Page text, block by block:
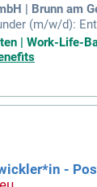
| Brunn am
(m/w/d):
bestehende
Übernimm die
| Work-Life-
-